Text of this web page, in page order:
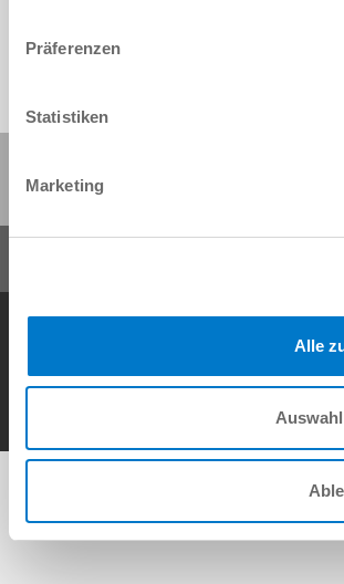
Präferenzen
Statistiken
Marketing
Alle
Conditions générales de vente Protection des données
Copyright © ZIMMER GROUP 2026